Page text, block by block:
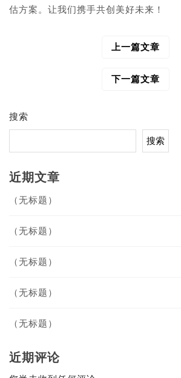
估方案。让我们携手共创美好未来！
上一篇文章
下一篇文章
搜索
搜索
近期文章
（无标题）
（无标题）
（无标题）
（无标题）
（无标题）
近期评论